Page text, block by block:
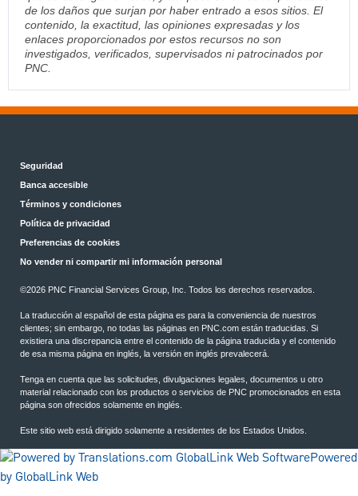
de los daños que surjan por haber entrado a esos sitios. El
contenido, la exactitud, las opiniones expresadas y los
enlaces proporcionados por estos recursos no son
investigados, verificados, supervisados ni patrocinados por
PNC.
Seguridad
Banca accesible
Términos y condiciones
Política de privacidad
Preferencias de cookies
No vender ni compartir mi información personal
©2026 PNC Financial Services Group, Inc. Todos los derechos reservados.
La traducción al español de esta página es para la conveniencia de nuestros
clientes; sin embargo, no todas las páginas en PNC.com están traducidas. Si
existiera una discrepancia entre el contenido de la página traducida y el contenido
de esa misma página en inglés, la versión en inglés prevalecerá.
Tenga en cuenta que las solicitudes, divulgaciones legales, documentos u otro
material relacionado con los productos o servicios de PNC promocionados en esta
página son ofrecidos solamente en inglés.
Este sitio web está dirigido solamente a residentes de los Estados Unidos.
Powered
by GlobalLink Web